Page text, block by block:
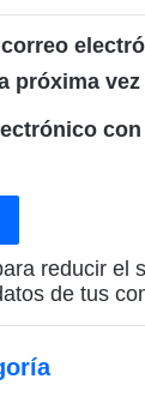
próxima
reducir el
de tus